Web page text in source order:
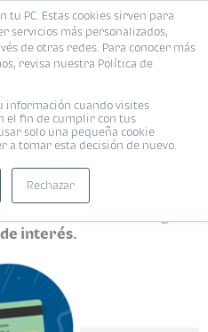
tu PC. Estas cookies sirven para
servicios más personalizados,
de otras redes. Para conocer más
revisa nuestra Política de
información cuando visites
el fin de cumplir con tus
solo una pequeña cookie
a tomar esta decisión de nuevo.
Rechazar
BI
para tarjetas de
en donde puedes
interés.